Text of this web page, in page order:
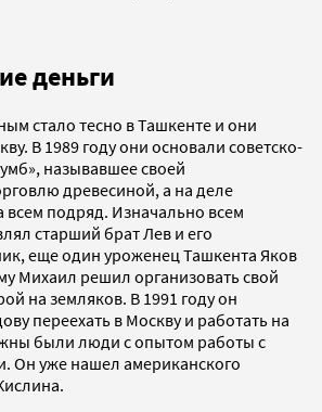
деньги
стало тесно в Ташкенте и они
В 1989 году они основали советско-
называвшее своей
древесиной, а на деле
всем подряд. Изначально всем
старший брат Лев и его
еще один уроженец Ташкента Яков
Михаил решил организовать свой
на земляков. В 1991 году он
переехать в Москву и работать на
были люди с опытом работы с
Он уже нашел американского